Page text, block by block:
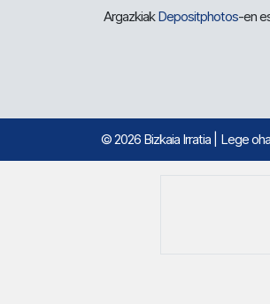
ArgazkiakDepositphotos-en
© 2026 Bizkaia Irratia Lege